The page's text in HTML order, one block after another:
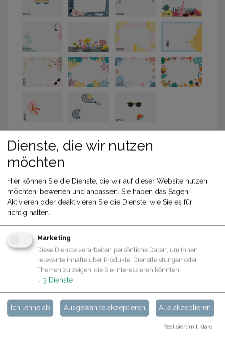
ÜBER UNS
Dienste, die wir nutzen
möchten
Hier können Sie die Dienste, die wir auf dieser Website nutzen
möchten, bewerten und anpassen. Sie haben das Sagen!
Aktivieren oder deaktivieren Sie die Dienste, wie Sie es für
richtig halten.
Marketing
Diese Dienste verarbeiten persönliche Daten, um Ihnen
relevante Inhalte über Produkte, Dienstleistungen oder
Themen zu zeigen, die Sie interessieren könnten.
↓ 3 Dienste
Ich lehne ab Ausgewählte akzeptieren Alle akzeptieren
Realisiert mit Klaro!